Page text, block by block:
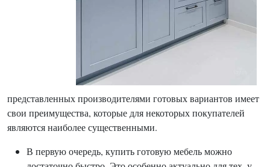
представленных производителями готовых вариантов имеет
свои преимущества, которые для некоторых покупателей
являются наиболее существенными.
В первую очередь, купить готовую мебель можно